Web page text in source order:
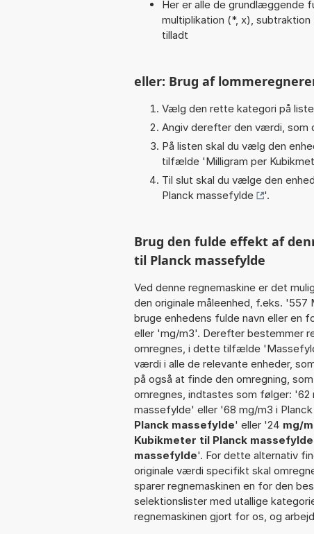
Her er alle de grundlæggende
multiplikation (*, x),
tilladt
eller: Brug af
Vælg den rette kategori på
Angiv derefter den værdi, som
På listen skal du vælg den
tilfælde 'Milligram per
Til slut skal du vælge den
Planck massefylde
'.
Brug den fulde effekt af
til Planck massefylde
Ved denne regnemaskine er det
den originale måleenhed, f.eks. '557
bruge enhedens fulde navn eller en
eller 'mg/m3'. Derefter bestemmer
omregnes, i dette tilfælde
værdi i alle de relevante enheder,
på også at finde den omregning,
omregnes, indtastes som følger:
massefylde' eller '68 mg/m3 i
Planck massefylde' eller '24 mg/
Kubikmeter til Planck massefylde
massefylde'. For dette alternativ
originale værdi specifikt skal
sparer regnemaskinen en for den
selektionslister med utallige
regnemaskinen gjort for os, og